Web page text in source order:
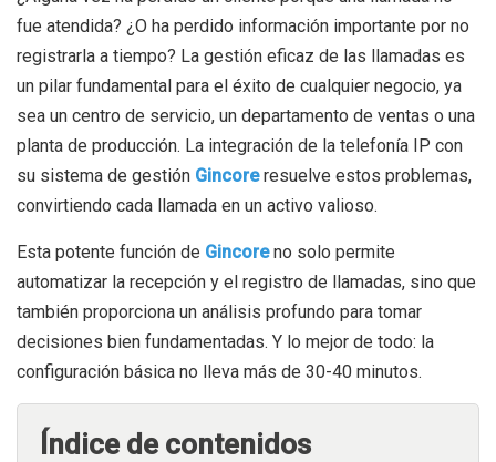
fue atendida? ¿O ha perdido información importante por no
registrarla a tiempo? La gestión eficaz de las llamadas es
un pilar fundamental para el éxito de cualquier negocio, ya
sea un centro de servicio, un departamento de ventas o una
planta de producción. La integración de la telefonía IP con
su sistema de gestión Gincoreresuelve estos problemas,
convirtiendo cada llamada en un activo valioso.
Esta potente función de Gincoreno solo permite
automatizar la recepción y el registro de llamadas, sino que
también proporciona un análisis profundo para tomar
decisiones bien fundamentadas. Y lo mejor de todo: la
configuración básica no lleva más de 30-40 minutos.
Índice de contenidos